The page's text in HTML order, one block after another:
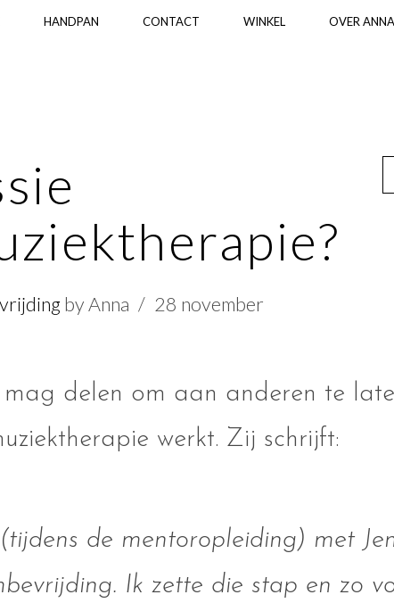
HANDPAN CONTACT WINKEL OVER ANNA
by Anna
28 november
delen om aan anderen te
werkt. Zij schrijft:
de mentoropleiding) met
Ik zette die stap en zo